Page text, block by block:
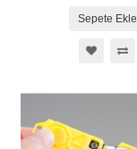
Sepete Ekle